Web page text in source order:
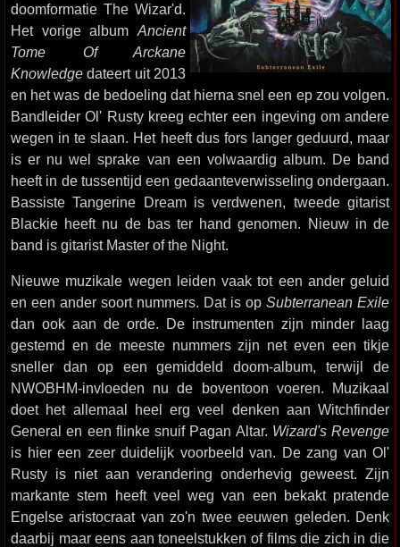
doomformatie The Wizar'd.
Het vorige album Ancient
Tome Of Arckane
Knowledge dateert uit 2013
en het was de bedoeling dat hierna snel een ep zou volgen.
Bandleider Ol' Rusty kreeg echter een ingeving om andere
wegen in te slaan. Het heeft dus fors langer geduurd, maar
is er nu wel sprake van een volwaardig album. De band
heeft in de tussentijd een gedaanteverwisseling ondergaan.
Bassiste Tangerine Dream is verdwenen, tweede gitarist
Blackie heeft nu de bas ter hand genomen. Nieuw in de
band is gitarist Master of the Night.
Nieuwe muzikale wegen leiden vaak tot een ander geluid
en een ander soort nummers. Dat is op Subterranean Exile
dan ook aan de orde. De instrumenten zijn minder laag
gestemd en de meeste nummers zijn net even een tikje
sneller dan op een gemiddeld doom-album, terwijl de
NWOBHM-invloeden nu de boventoon voeren. Muzikaal
doet het allemaal heel erg veel denken aan Witchfinder
General en een flinke snuif Pagan Altar. Wizard's Revenge
is hier een zeer duidelijk voorbeeld van. De zang van Ol'
Rusty is niet aan verandering onderhevig geweest. Zijn
markante stem heeft veel weg van een bekakt pratende
Engelse aristocraat van zo'n twee eeuwen geleden. Denk
daarbij maar eens aan toneelstukken of films die zich in die